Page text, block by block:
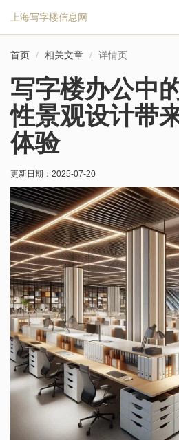
上海写字楼信息网
首页 相关文章 详情页
写字楼办公中
性景观设计带
体验
更新日期： 2025-07-20